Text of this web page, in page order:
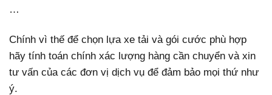
…
Chính vì thế để chọn lựa xe tải và gói cước phù hợp
hãy tính toán chính xác lượng hàng cần chuyển và xin
tư vấn của các đơn vị dịch vụ để đảm bảo mọi thứ như
ý.